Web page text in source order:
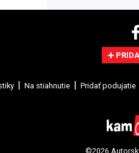
Na stiahnutie Pridať podujatie
©2026